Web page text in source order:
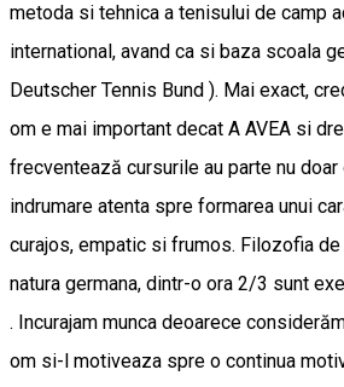
metoda si tehnica a tenisului de camp
international, avand ca si baza scoala
Deutscher Tennis Bund ). Mai exact,
om e mai important decat A AVEA si
frecventează cursurile au parte nu
indrumare atenta spre formarea unui
curajos, empatic si frumos. Filozofia
natura germana, dintr-o ora 2/3 sunt
. Incurajam munca deoarece
om si-l motiveaza spre o continua